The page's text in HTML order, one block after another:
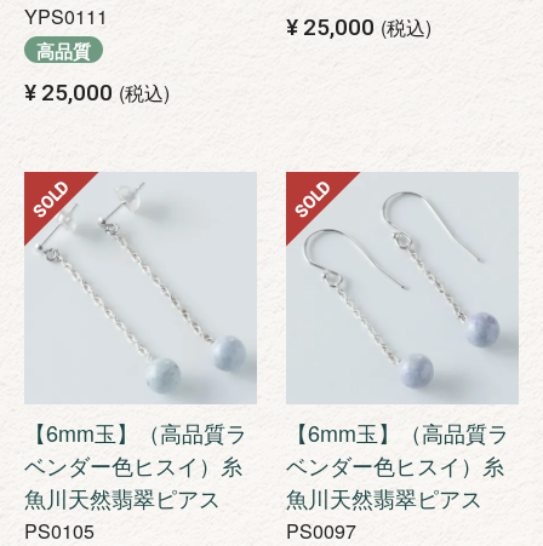
YPS0111
高品質
¥ 25,000 税込
¥ 25,000 税込
【6mm玉】（高品質ラ
ベンダー色ヒスイ）糸
魚川天然翡翠ピアス
PS0105
SOLD
【6mm玉】（高品質ラ
ベンダー色ヒスイ）糸
魚川天然翡翠ピアス
PS0097
SOLD